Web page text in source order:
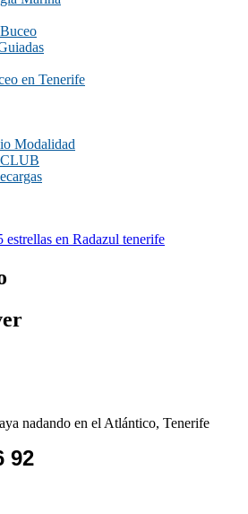
en Tenerife
Modalidad
92